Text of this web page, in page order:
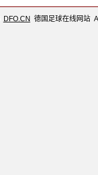
DFO.CN 德国足球在线网站